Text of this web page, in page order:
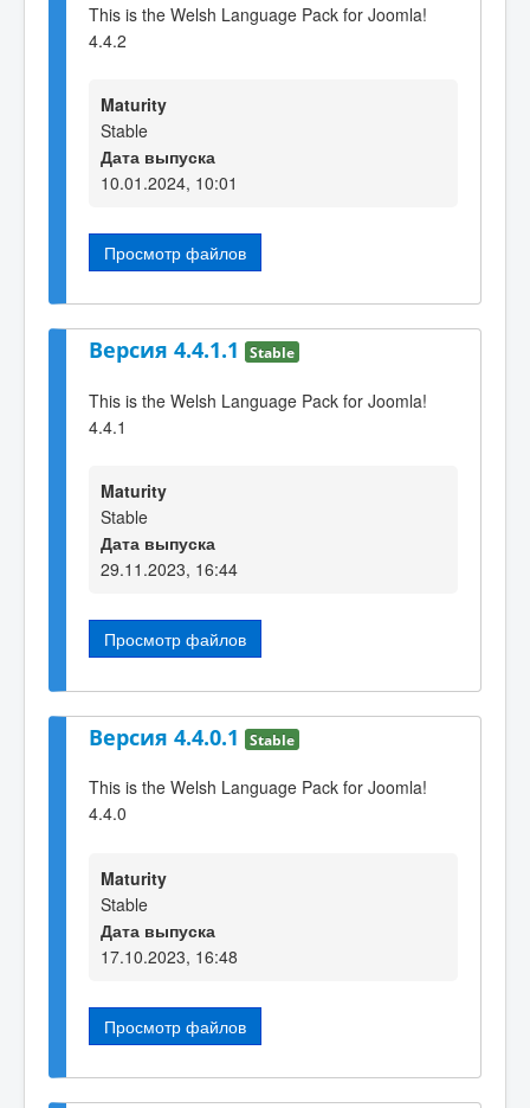
This is the Welsh Language Pack for Joomla!
4.4.2
Maturity
Stable
Дата выпуска
10.01.2024, 10:01
Просмотр файлов
Версия 4.4.1.1 Stable
This is the Welsh Language Pack for Joomla!
4.4.1
Maturity
Stable
Дата выпуска
29.11.2023, 16:44
Просмотр файлов
Версия 4.4.0.1 Stable
This is the Welsh Language Pack for Joomla!
4.4.0
Maturity
Stable
Дата выпуска
17.10.2023, 16:48
Просмотр файлов